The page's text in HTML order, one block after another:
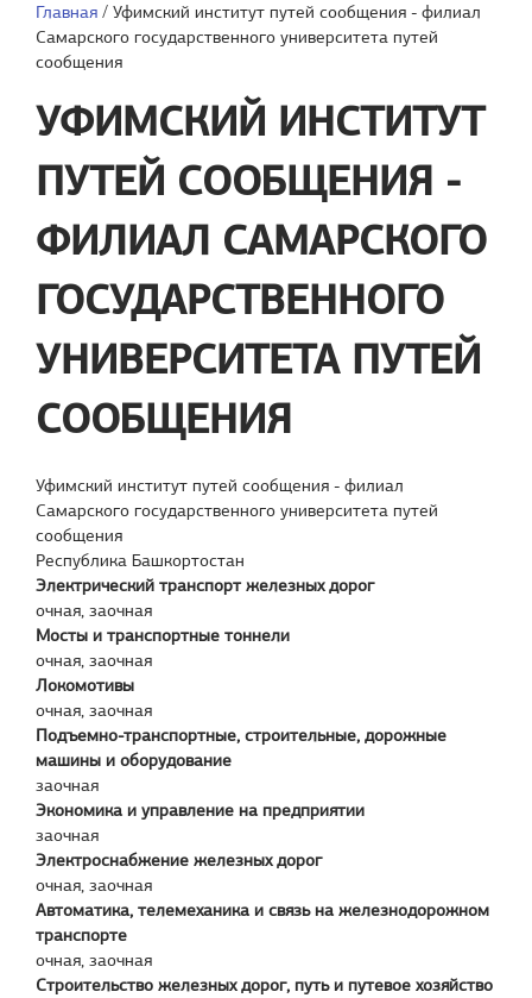
Главная / Уфимский институт путей сообщения - филиал
Самарского государственного университета путей
сообщения
УФИМСКИЙ ИНСТИТУТ
ПУТЕЙ СООБЩЕНИЯ -
ФИЛИАЛ САМАРСКОГО
ГОСУДАРСТВЕННОГО
УНИВЕРСИТЕТА ПУТЕЙ
СООБЩЕНИЯ
Уфимский институт путей сообщения - филиал
Самарского государственного университета путей
сообщения
Республика Башкортостан
Электрический транспорт железных дорог
очная, заочная
Мосты и транспортные тоннели
очная, заочная
Локомотивы
очная, заочная
Подъемно-транспортные, строительные, дорожные
машины и оборудование
заочная
Экономика и управление на предприятии
заочная
Электроснабжение железных дорог
очная, заочная
Автоматика, телемеханика и связь на железнодорожном
транспорте
очная, заочная
Строительство железных дорог, путь и путевое хозяйство